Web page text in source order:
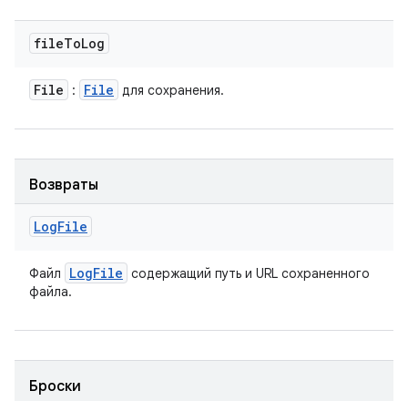
fileToLog
File : File для сохранения.
Возвраты
LogFile
Файл LogFile содержащий путь и URL сохраненного
файла.
Броски